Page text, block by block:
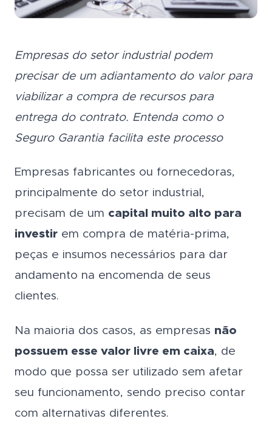
Empresas do setor industrial podem
precisar de um adiantamento do valor para
viabilizar a compra de recursos para
entrega do contrato. Entenda como o
Seguro Garantia facilita este processo
Empresas fabricantes ou fornecedoras,
principalmente do setor industrial,
precisam de um capital muito alto para
investir em compra de matéria-prima,
peças e insumos necessários para dar
andamento na encomenda de seus
clientes.
Na maioria dos casos, as empresas não
possuem esse valor livre em caixa, de
modo que possa ser utilizado sem afetar
seu funcionamento, sendo preciso contar
com alternativas diferentes.